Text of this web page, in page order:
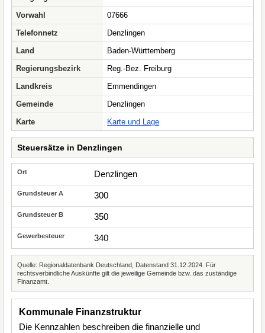
Vorwahl
07666
Telefonnetz
Denzlingen
Land
Baden-Württemberg
Regierungsbezirk
Reg.-Bez. Freiburg
Landkreis
Emmendingen
Gemeinde
Denzlingen
Karte
Karte und Lage
Steuersätze in Denzlingen
Denzlingen
300
350
340
Quelle: Regionaldatenbank Deutschland, Datenstand 31.12.2024. Für
rechtsverbindliche Auskünfte gilt die jeweilige Gemeinde bzw. das zuständige
Finanzamt.
Kommunale Finanzstruktur
Die Kennzahlen beschreiben die finanzielle und